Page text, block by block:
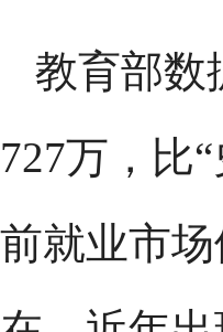
教育部数
727万，比
前就业市